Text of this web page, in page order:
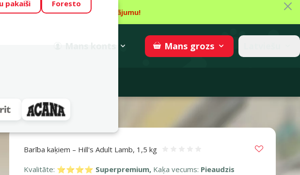
barībām! 🍖 →Skatīt piedāvājumu!
2027. gada zvaigzne
Mans grozs
pakaiši
Foresto
1,5 kg
Bar­ība kaķiem – Hill's Adult Lamb, 1,5 kg
Kvalitāte: ⭐⭐⭐⭐ Superpremium, Kaķa vecums: Pieaudzis